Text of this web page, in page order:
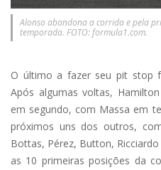
Alonso abandona a corrida e pela
temporada. FOTO: formula1.com.
O último a fazer seu pit stop
Após algumas voltas,
em segundo, com Massa em
próximos uns dos outros,
Bottas, Pérez, Button,
as 10 primeiras posições da